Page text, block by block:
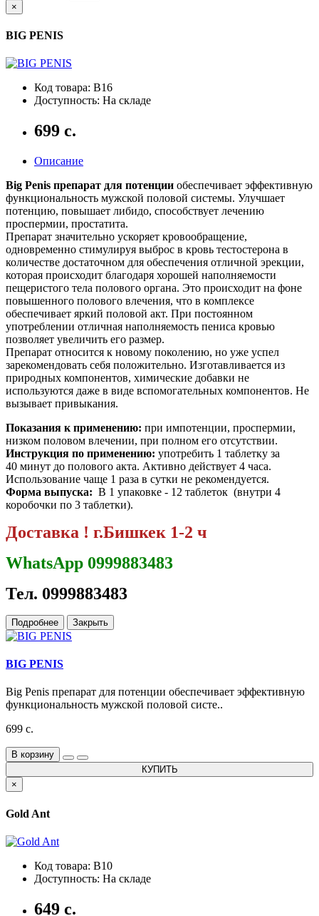
×
BIG PENIS
Код товара: B16
Доступность: На складе
699 с.
Описание
Big Penis препарат для потенции обеспечивает эффективную
функциональность мужской половой системы. Улучшает
потенцию, повышает либидо, способствует лечению
проспермии, простатита.
Препарат значительно ускоряет кровообращение,
одновременно стимулируя выброс в кровь тестостерона в
количестве достаточном для обеспечения отличной эрекции,
которая происходит благодаря хорошей наполняемости
пещеристого тела полового органа. Это происходит на фоне
повышенного полового влечения, что в комплексе
обеспечивает яркий половой акт. При постоянном
употреблении отличная наполняемость пениса кровью
позволяет увеличить его размер.
Препарат относится к новому поколению, но уже успел
зарекомендовать себя положительно. Изготавливается из
природных компонентов, химические добавки не
используются даже в виде вспомогательных компонентов. Не
вызывает привыкания.
Показания к применению: при импотенции, проспермии,
низком половом влечении, при полном его отсутствии.
Инструкция по применению: употребить 1 таблетку за
40 минут до полового акта. Активно действует 4 часа.
Использование чаще 1 раза в сутки не рекомендуется.
Форма выпуска: В 1 упаковке - 12 таблеток (внутри 4
коробочки по 3 таблетки).
Доставка ! г.Бишкек 1-2 ч
WhatsApp 0999883483
Тел. 0999883483
Подробнее Закрыть
BIG PENIS
Big Penis препарат для потенции обеспечивает эффективную
функциональность мужской половой систе..
699 с.
В корзину
КУПИТЬ
×
Gold Ant
Код товара: B10
Доступность: На складе
649 с.